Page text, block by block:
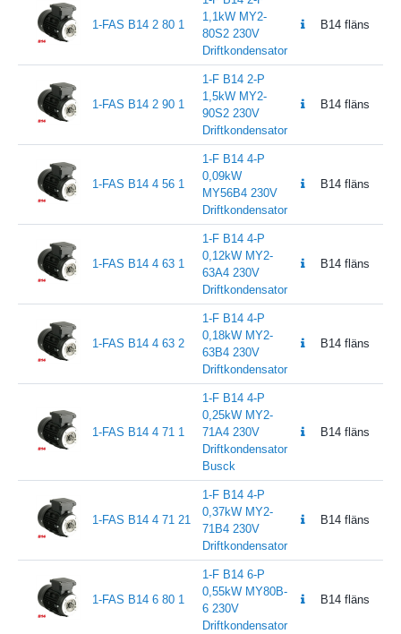
1-FAS B14 2 80 1
1,1kW MY2-
80S2 230V
Driftkondensator
B14 fläns
1-FAS B14 2 90 1
1-F B14 2-P
1,5kW MY2-
90S2 230V
Driftkondensator
B14 fläns
1-FAS B14 4 56 1
1-F B14 4-P
0,09kW
MY56B4 230V
Driftkondensator
B14 fläns
1-FAS B14 4 63 1
1-F B14 4-P
0,12kW MY2-
63A4 230V
Driftkondensator
B14 fläns
1-FAS B14 4 63 2
1-F B14 4-P
0,18kW MY2-
63B4 230V
Driftkondensator
B14 fläns
1-FAS B14 4 71 1
1-F B14 4-P
0,25kW MY2-
71A4 230V
Driftkondensator
Busck
B14 fläns
1-FAS B14 4 71 21
1-F B14 4-P
0,37kW MY2-
71B4 230V
Driftkondensator
B14 fläns
1-FAS B14 6 80 1
1-F B14 6-P
0,55kW MY80B-
6 230V
Driftkondensator
B14 fläns